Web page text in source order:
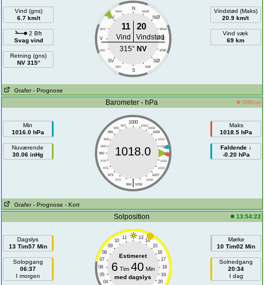
Vind (gns)
6.7 km/t
2 Bft
Svag vind
Retning (gns)
NV 315°
N
NNV NNØ
NV NØ
VNV ØNØ
V E
VSV ØSØ
SV SØ
SSV SSØ
S
11 20
Vind
Vindstød
315° NV
Vindstød (Maks)
20.9 km/t
Vind væk
69 km
Grafer - Prognose
Barometer - hPa Offline
Min
1016.0 hPa
Nuværende
30.06 inHg
1000
997 1003
994
1006
991
1009
988
1012
985
1015
982
1018
979
1021
976
1024
973
1027
970
1030
|
964 1036
1018.0
Maks
1018.5 hPa
Faldende ↓
-0.20 hPa
Grafer - Prognose - Kort
Solposition 13:54:22
Dagslys
13 Tim57 Min
Solopgang
06:37
I morgen
11 13
10
14
09
15
08
16
07
17
06
18
05
19
04
20
Estimeret
6Tim 40Min
med dagslys
Mørke
10 Tim02 Min
Solnedgang
20:34
I dag